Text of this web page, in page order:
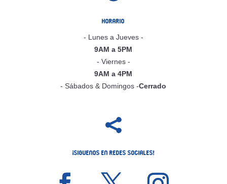
Horario
- Lunes a Jueves -
9AM a 5PM
- Viernes -
9AM a 4PM
- Sábados & Domingos -Cerrado

¡Siguenos en Redes Sociales!